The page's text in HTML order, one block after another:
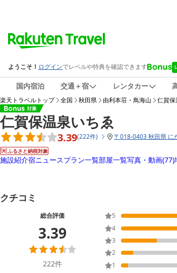
国内宿泊 交通＋宿 レンタカー
楽天トラベルトップ 全国 秋田県 由利本荘・鳥海山 仁賀保
仁賀保温泉いちゑ
3.39(222件) 〒018-0403 秋田県 に
ふるさと納税対象
施設紹介宿ニュースプラン一覧部屋一覧写真・動画(77)
クチコミ
総合評価
3.39
222件
5
4
3
2
1